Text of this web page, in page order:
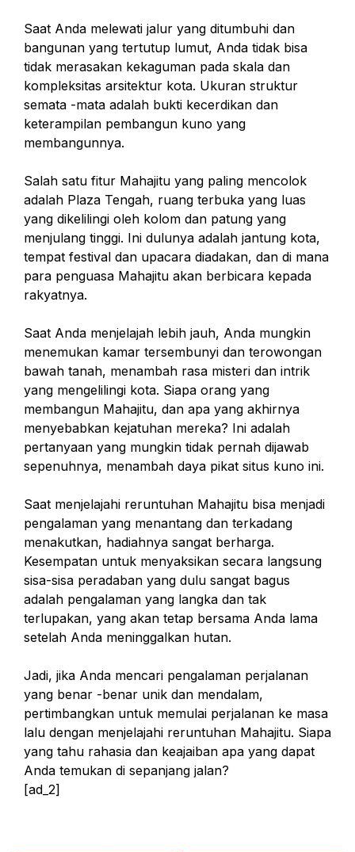
Saat Anda melewati jalur yang ditumbuhi dan
bangunan yang tertutup lumut, Anda tidak bisa
tidak merasakan kekaguman pada skala dan
kompleksitas arsitektur kota. Ukuran struktur
semata -mata adalah bukti kecerdikan dan
keterampilan pembangun kuno yang
membangunnya.
Salah satu fitur Mahajitu yang paling mencolok
adalah Plaza Tengah, ruang terbuka yang luas
yang dikelilingi oleh kolom dan patung yang
menjulang tinggi. Ini dulunya adalah jantung kota,
tempat festival dan upacara diadakan, dan di mana
para penguasa Mahajitu akan berbicara kepada
rakyatnya.
Saat Anda menjelajah lebih jauh, Anda mungkin
menemukan kamar tersembunyi dan terowongan
bawah tanah, menambah rasa misteri dan intrik
yang mengelilingi kota. Siapa orang yang
membangun Mahajitu, dan apa yang akhirnya
menyebabkan kejatuhan mereka? Ini adalah
pertanyaan yang mungkin tidak pernah dijawab
sepenuhnya, menambah daya pikat situs kuno ini.
Saat menjelajahi reruntuhan Mahajitu bisa menjadi
pengalaman yang menantang dan terkadang
menakutkan, hadiahnya sangat berharga.
Kesempatan untuk menyaksikan secara langsung
sisa-sisa peradaban yang dulu sangat bagus
adalah pengalaman yang langka dan tak
terlupakan, yang akan tetap bersama Anda lama
setelah Anda meninggalkan hutan.
Jadi, jika Anda mencari pengalaman perjalanan
yang benar -benar unik dan mendalam,
pertimbangkan untuk memulai perjalanan ke masa
lalu dengan menjelajahi reruntuhan Mahajitu. Siapa
yang tahu rahasia dan keajaiban apa yang dapat
Anda temukan di sepanjang jalan?
[ad_2]